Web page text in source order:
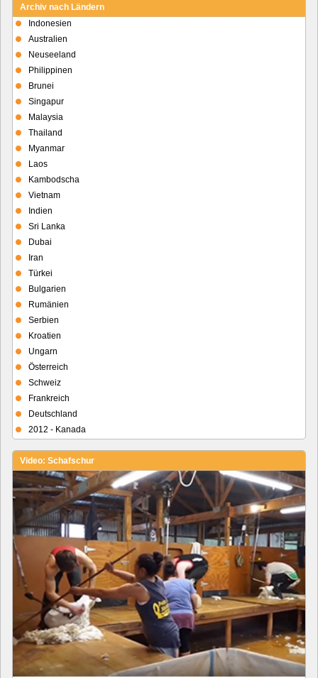
Archiv nach Ländern
Indonesien
Australien
Neuseeland
Philippinen
Brunei
Singapur
Malaysia
Thailand
Myanmar
Laos
Kambodscha
Vietnam
Indien
Sri Lanka
Dubai
Iran
Türkei
Bulgarien
Rumänien
Serbien
Kroatien
Ungarn
Österreich
Schweiz
Frankreich
Deutschland
2012 - Kanada
Video: Schafschur